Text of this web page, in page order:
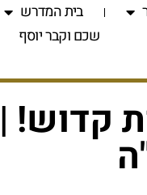
בית המדרש
שכם וקבר יוסף